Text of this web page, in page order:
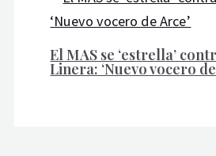
El MAS se ‘estrella’
Linera: ‘Nuevo vocero